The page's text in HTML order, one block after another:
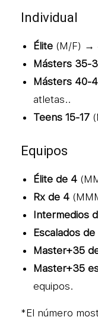
Individual
Élite (M/F) →
Másters 35-
Másters 40-
atletas..
Teens 15-17
Equipos
Élite de 4
Rx de 4
Intermedios
Escalados de
Master+35
Master+35
equipos.
*El número